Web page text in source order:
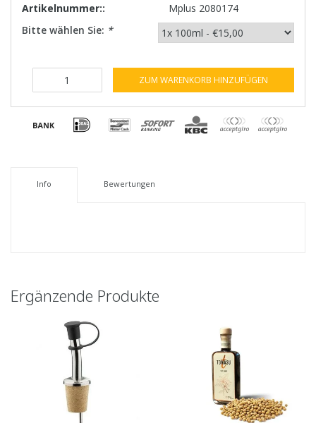
Artikelnummer::
Mplus 2080174
Bitte wählen Sie: *
ZUM WARENKORB HINZUFÜGEN
Info Bewertungen
Ergänzende Produkte